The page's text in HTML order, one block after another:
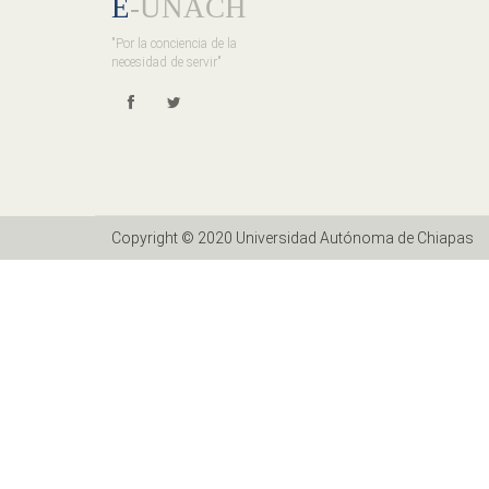
E-UNACH
"Por la conciencia de la
necesidad de servir"
Copyright © 2020 Universidad Autónoma de Chiapas